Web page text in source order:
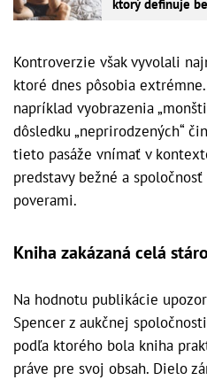
ktorý definuje
Kontroverzie však vyvolali
ktoré dnes pôsobia
napríklad vyobrazenia
dôsledku „neprirodzených“
tieto pasáže vnímať v
predstavy bežné a
poverami.
Kniha zakázaná celá
Na hodnotu publikácie
Spencer z aukčnej
podľa ktorého bola kniha
práve pre svoj obsah. Dielo